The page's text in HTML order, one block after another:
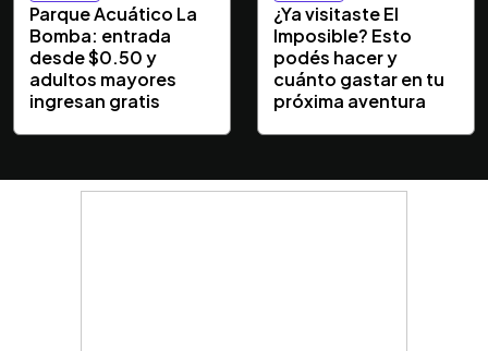
Parque Acuático La
Bomba: entrada
desde $0.50 y
adultos mayores
ingresan gratis
¿Ya visitaste El
Imposible? Esto
podés hacer y
cuánto gastar en tu
próxima aventura